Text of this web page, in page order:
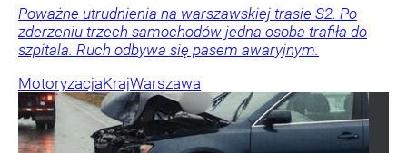
Poważne utrudnienia na warszawskiej trasie S2. Po
zderzeniu trzech samochodów jedna osoba trafiła do
szpitala. Ruch odbywa się pasem awaryjnym.
MotoryzacjaKrajWarszawa